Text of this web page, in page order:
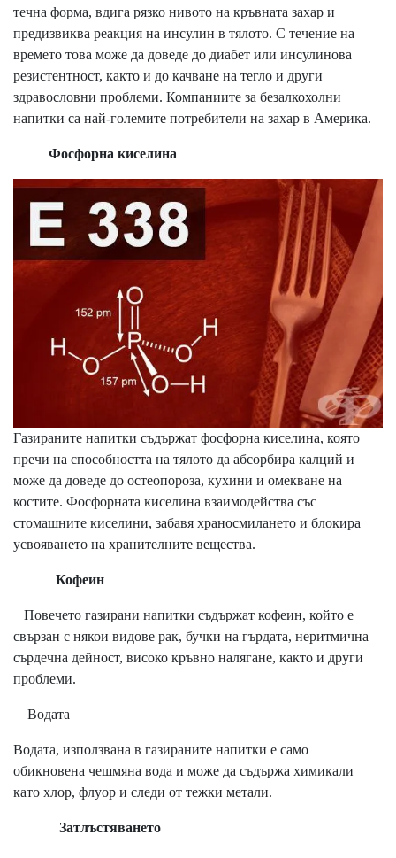
течна форма, вдига рязко нивото на кръвната захар и
предизвиква реакция на инсулин в тялото. С течение на
времето това може да доведе до диабет или инсулинова
резистентност, както и до качване на тегло и други
здравословни проблеми. Компаниите за безалкохолни
напитки са най-големите потребители на захар в Америка.
Фосфорна киселина
Газираните напитки съдържат фосфорна киселина, която
пречи на способността на тялото да абсорбира калций и
може да доведе до остеопороза, кухини и омекване на
костите. Фосфорната киселина взаимодейства със
стомашните киселини, забавя храносмилането и блокира
усвояването на хранителните вещества.
Кофеин
Повечето газирани напитки съдържат кофеин, който е
свързан с някои видове рак, бучки на гърдата, неритмична
сърдечна дейност, високо кръвно налягане, както и други
проблеми.
Водата
Водата, използвана в газираните напитки е само
обикновена чешмяна вода и може да съдържа химикали
като хлор, флуор и следи от тежки метали.
Затлъстяването